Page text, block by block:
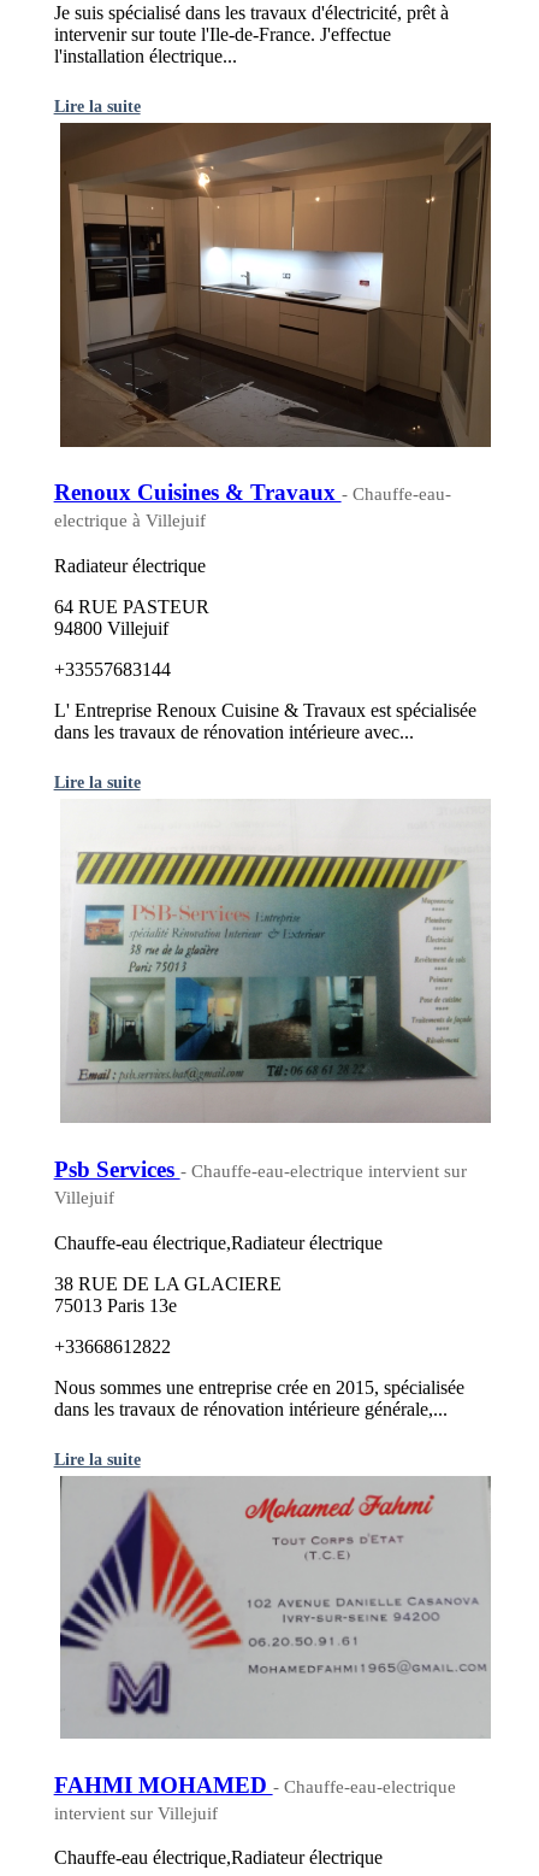
Je suis spécialisé dans les travaux d'électricité, prêt à
intervenir sur toute l'Ile-de-France. J'effectue
l'installation électrique...
Lire la suite
Renoux Cuisines & Travaux - Chauffe-eau-
electrique à Villejuif
Radiateur électrique
64 RUE PASTEUR
94800 Villejuif
+33557683144
L' Entreprise Renoux Cuisine & Travaux est spécialisée
dans les travaux de rénovation intérieure avec...
Lire la suite
Psb Services - Chauffe-eau-electrique intervient sur
Villejuif
Chauffe-eau électrique,Radiateur électrique
38 RUE DE LA GLACIERE
75013 Paris 13e
+33668612822
Nous sommes une entreprise crée en 2015, spécialisée
dans les travaux de rénovation intérieure générale,...
Lire la suite
FAHMI MOHAMED - Chauffe-eau-electrique
intervient sur Villejuif
Chauffe-eau électrique,Radiateur électrique